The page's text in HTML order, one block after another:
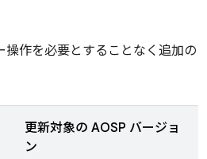
作を必要とすることなく追加の
更新対象の AOSP バージョ
ン